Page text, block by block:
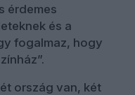
érdemes
és a
fogalmaz, hogy
ország van, két